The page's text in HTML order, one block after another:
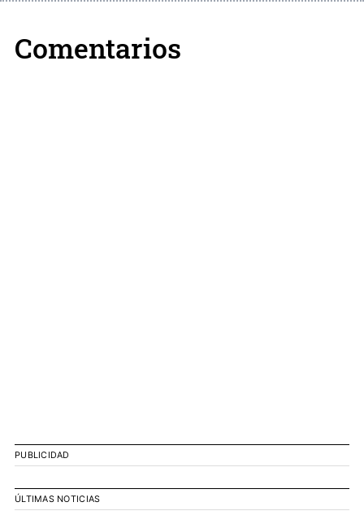
Comentarios
PUBLICIDAD
ÚLTIMAS NOTICIAS